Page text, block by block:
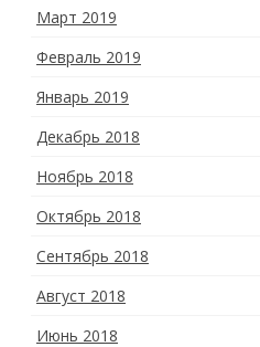
Март 2019
Февраль 2019
Январь 2019
Декабрь 2018
Ноябрь 2018
Октябрь 2018
Сентябрь 2018
Август 2018
Июнь 2018